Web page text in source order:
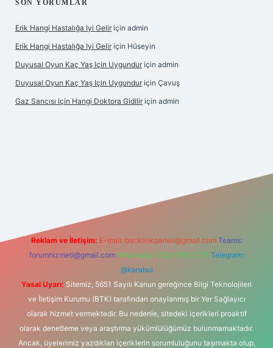
SON YORUMLAR
Erik Hangi Hastalığa Iyi Gelir için admin
Erik Hangi Hastalığa Iyi Gelir için Hüseyin
Duyusal Oyun Kaç Yaş Için Uygundur için admin
Duyusal Oyun Kaç Yaş Için Uygundur için Çavuş
Gaz Sancısı Için Hangi Doktora Gidilir için admin
Reklam ve İletişim: E-mail: backlinkpaneli@gmail.com Teams:
forumhizmeti@gmail.com Whatsapp: 0262 606 0 726 Telegram:
@karabul
Yasal Uyarı: Sitemiz, 5651 Sayılı Kanun gereğince Bilgi Teknolojileri
ve İletişim Kurumu (BTK) tarafından onaylanmış bir Yer Sağlayıcı
olarak hizmet vermektedir. Bu nedenle, sitedeki içerikleri proaktif
olarak denetleme veya araştırma yükümlülüğümüz bulunmamaktadır.
Ancak, üyelerimiz yazdıkları içeriklerin sorumluluğunu taşımakta olup,